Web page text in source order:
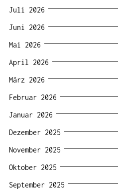
Juli 2026
Juni 2026
Mai 2026
April 2026
März 2026
Februar 2026
Januar 2026
Dezember 2025
November 2025
Oktober 2025
September 2025